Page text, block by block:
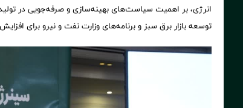
انرژی، بر اهمیت سیاست‌های بهینه‌سازی و صرفه‌جویی در
توسعه بازار برق سبز و برنامه‌های وزارت نفت و نیرو برای